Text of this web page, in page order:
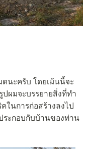
ดนะครับ โดยเม้นนี้จะ
ผมจะบรรยายสิ่งที่ทำ
ในการก่อสร้างลงไป
ระกอบกับบ้านของท่าน